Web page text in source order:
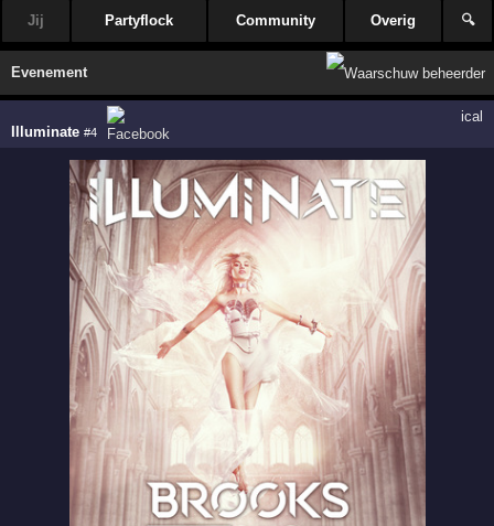
Jij Partyflock Community Overig 🔍
Evenement
Illuminate #4
ical